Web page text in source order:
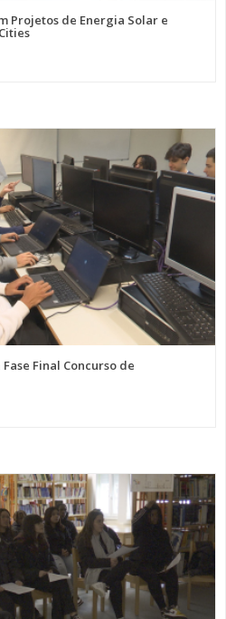
Projetos de Energia Solar e
Final Concurso de